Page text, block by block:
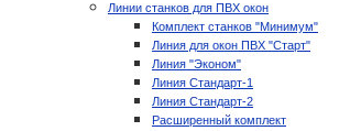
Линии станков для ПВХ окон
Комплект станков "Минимум"
Линия для окон ПВХ "Старт"
Линия "Эконом"
Линия Стандарт-1
Линия Стандарт-2
Расширенный комплект